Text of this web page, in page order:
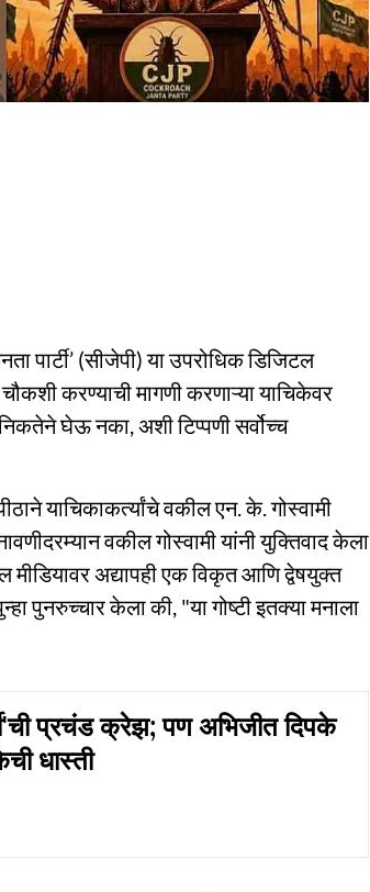
पार्टी’ (सीजेपी) या उपरोधिक डिजिटल
करण्याची मागणी करणाऱ्या याचिकेवर
घेऊ नका, अशी टिप्पणी सर्वोच्च
याचिकाकर्त्यांचे वकील एन. के. गोस्वामी
वकील गोस्वामी यांनी युक्तिवाद केला
मीडियावर अद्यापही एक विकृत आणि द्वेषयुक्त
पुनरुच्चार केला की, "या गोष्टी इतक्या मनाला
प्रचंड क्रेझ; पण अभिजीत दिपके
धास्ती